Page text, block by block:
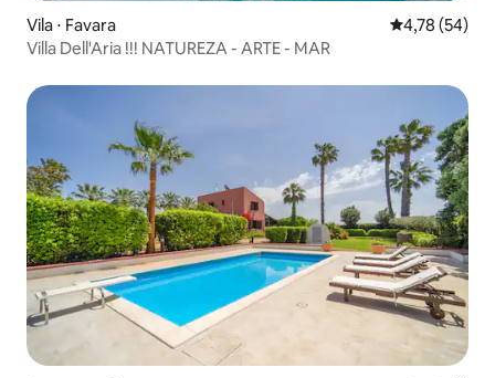
Vila ⋅ Favara 4,78 de uma
4,78 (54)
Villa Dell'Aria !!! NATUREZA - ARTE - MAR